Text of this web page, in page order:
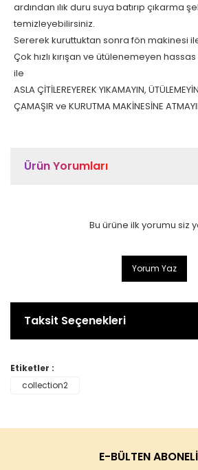
ardından ılık duru suya batırıp çıkarma
temizleyebilirsiniz.
Sererek kuruttuktan sonra fön makinesi
Çok hızlı kırışan ve ütülenemeyen
ile
ASLA ÇİTİLEREYEREK YIKAMAYIN,
ÇAMAŞIR ve KURUTMA MAKİNESİNE
Ürün Yorumları
Bu ürüne ilk yorumu siz
Yorum Yaz
Taksit Seçenekleri
Etiketler :
collection2
E-BÜLTEN